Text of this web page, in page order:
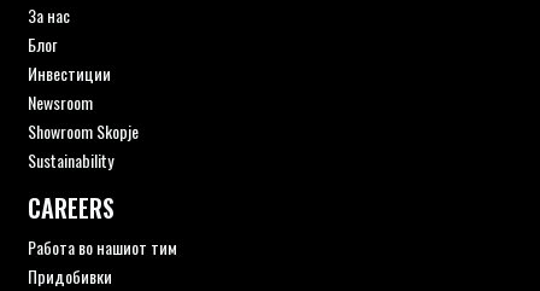
За нас
Блог
Инвестиции
Newsroom
Showroom Skopje
Sustainability
CAREERS
Работа во нашиот тим
Придобивки